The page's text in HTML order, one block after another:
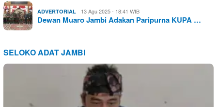
ADVERTORIAL 13 Agu 2025 - 18:41 WIB
Dewan Muaro Jambi Adakan Paripurna KUPA …
SELOKO ADAT JAMBI